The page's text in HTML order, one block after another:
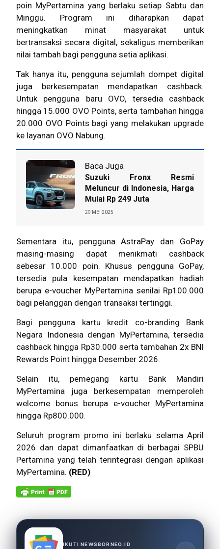
poin MyPertamina yang berlaku setiap Sabtu dan
Minggu. Program ini diharapkan dapat
meningkatkan minat masyarakat untuk
bertransaksi secara digital, sekaligus memberikan
nilai tambah bagi pengguna setia aplikasi.
Tak hanya itu, pengguna sejumlah dompet digital
juga berkesempatan mendapatkan cashback.
Untuk pengguna baru OVO, tersedia cashback
hingga 15.000 OVO Points, serta tambahan hingga
20.000 OVO Points bagi yang melakukan upgrade
ke layanan OVO Nabung.
Baca Juga
Suzuki Fronx Resmi
Meluncur di Indonesia, Harga
Mulai Rp 249 Juta
29 MEI 2025
Sementara itu, pengguna AstraPay dan GoPay
masing-masing dapat menikmati cashback
sebesar 10.000 poin. Khusus pengguna GoPay,
tersedia pula kesempatan mendapatkan hadiah
berupa e-voucher MyPertamina senilai Rp100.000
bagi pelanggan dengan transaksi tertinggi.
Bagi pengguna kartu kredit co-branding Bank
Negara Indonesia dengan MyPertamina, tersedia
cashback hingga Rp30.000 serta tambahan 2x BNI
Rewards Point hingga Desember 2026.
Selain itu, pemegang kartu Bank Mandiri
MyPertamina juga berkesempatan memperoleh
welcome bonus berupa e-voucher MyPertamina
hingga Rp800.000.
Seluruh program promo ini berlaku selama April
2026 dan dapat dimanfaatkan di berbagai SPBU
Pertamina yang telah terintegrasi dengan aplikasi
MyPertamina. (RED)
IKUTI NEWSBORNEO.ID